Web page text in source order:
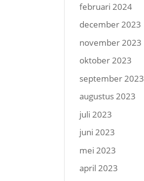
februari 2024
december 2023
november 2023
oktober 2023
september 2023
augustus 2023
juli 2023
juni 2023
mei 2023
april 2023